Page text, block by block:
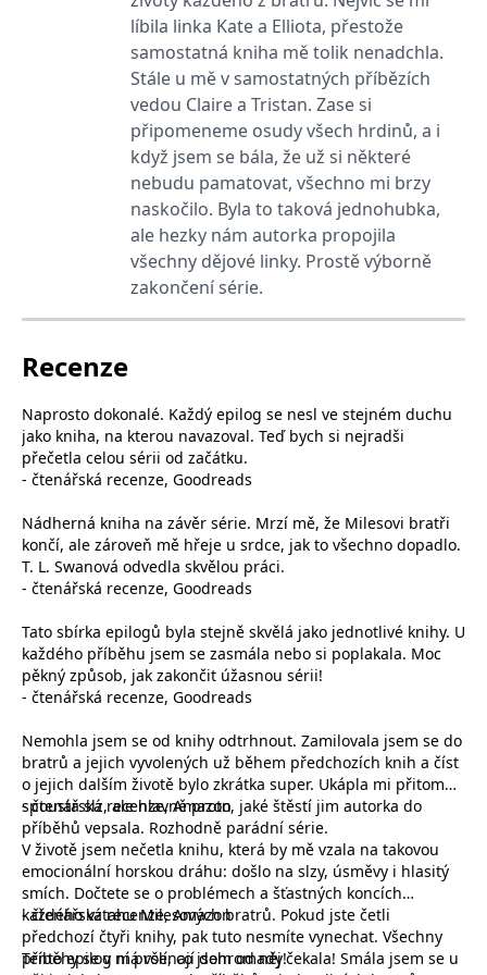
líbila linka Kate a Elliota, přestože
samostatná kniha mě tolik nenadchla.
Stále u mě v samostatných příbězích
vedou Claire a Tristan. Zase si
připomeneme osudy všech hrdinů, a i
když jsem se bála, že už si některé
nebudu pamatovat, všechno mi brzy
naskočilo. Byla to taková jednohubka,
ale hezky nám autorka propojila
všechny dějové linky. Prostě výborně
zakončení série.
Recenze
Naprosto dokonalé. Každý epilog se nesl ve stejném duchu
jako kniha, na kterou navazoval. Teď bych si nejradši
přečetla celou sérii od začátku.
- čtenářská recenze, Goodreads
Nádherná kniha na závěr série. Mrzí mě, že Milesovi bratři
končí, ale zároveň mě hřeje u srdce, jak to všechno dopadlo.
T. L. Swanová odvedla skvělou práci.
- čtenářská recenze, Goodreads
Tato sbírka epilogů byla stejně skvělá jako jednotlivé knihy. U
každého příběhu jsem se zasmála nebo si poplakala. Moc
pěkný způsob, jak zakončit úžasnou sérii!
- čtenářská recenze, Goodreads
Nemohla jsem se od knihy odtrhnout. Zamilovala jsem se do
bratrů a jejich vyvolených už během předchozích knih a číst
o jejich dalším životě bylo zkrátka super. Ukápla mi přitom
spousta slz, ale hlavně proto, jaké štěstí jim autorka do
příběhů vepsala. Rozhodně parádní série.
- čtenářská recenze, Amazon
V životě jsem nečetla knihu, která by mě vzala na takovou
emocionální horskou dráhu: došlo na slzy, úsměvy i hlasitý
smích. Dočtete se o problémech a šťastných koncích
každého vztahu Milesových bratrů. Pokud jste četli
předchozí čtyři knihy, pak tuto nesmíte vynechat. Všechny
příběhy se v ní prolínají dohromady!
- čtenářská recenze, Amazon
Tento epilog má vše, co jsem od něj čekala! Smála jsem se u
se měly zobrazovat a
které by mohly být
relevantní pro
koncového uživatele,
který si prohlíží web.
Microsoft
.clarity.ms
1 rok
Tento soubor cookie je v
Microsoftu široce
používán jako jedinečný
identifikátor uživatele.
Lze jej nastavit pomocí
vložených skriptů
Microsoft. Široce se věří,
že se synchronizuje s
mnoha různými
doménami společnosti
Microsoft, což umožňuje
sledování uživatelů.
.seznam.cz 1 měsíc
název souboru cookie,
relace.
_gcl_au
Google LLC
.grada.cz
3 měsíce
Tento soubor cookie
webové stránky a
jakoukoli reklamu,
kterou koncový uživatel
Microsoft
Corporation
.c.bing.com
7 dní
Toto je soubor cookie
první strany společnosti
Microsoft MSN, který
používáme k měření
používání webu pro
Corporation
.grada.cz
využívaný společností
Microsoft Bing Ads a je
sledovacím souborem
cookie. Umožňuje nám
komunikovat s
uživatelem, který již dříve
navštívil náš web.
test_cookie
Google LLC
.doubleclick.net
15 minut
Tento soubor cookie
nastavuje společnost
DoubleClick (kterou
vlastní společnost
Google), aby zjistila, zda
prohlížeč návštěvníka
webu podporuje